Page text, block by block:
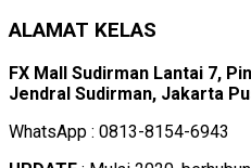
ALAMAT KELAS
FX Mall Sudirman Lantai 7,
Jendral Sudirman, Jakarta
WhatsApp : 0813-8154-6943